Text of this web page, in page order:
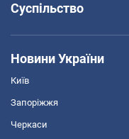
Суспільство
Новини України
Київ
Запоріжжя
Черкаси